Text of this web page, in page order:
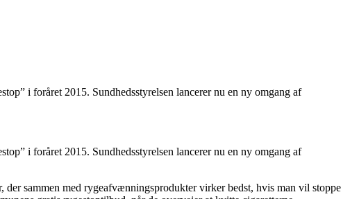
i foråret 2015. Sundhedsstyrelsen lancerer nu en ny omgang af
i foråret 2015. Sundhedsstyrelsen lancerer nu en ny omgang af
sammen med rygeafvænningsprodukter virker bedst, hvis man vil stoppe